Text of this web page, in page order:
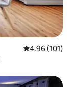
औसत रेटिंग 5 में से
4.96 (101)